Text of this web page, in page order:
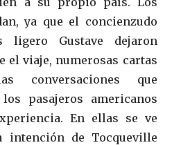
ya que el concienzudo
Gustave dejaron
el viaje, numerosas cartas
que
pasajeros americanos
En ellas se ve
intención de Tocqueville